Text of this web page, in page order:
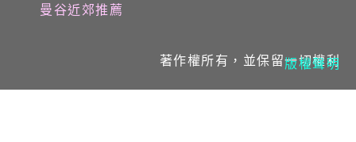
曼谷近郊推薦
著作權所有，並保留一切權利
版權聲明